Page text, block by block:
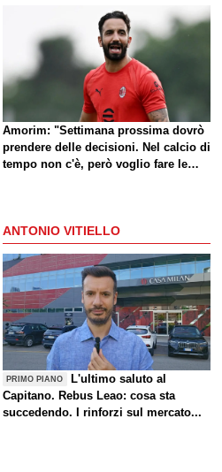
Amorim: "Settimana prossima dovrò
prendere delle decisioni. Nel calcio di
tempo non c'è, però voglio fare le
ANTONIO VITIELLO
PRIMO PIANO
L'ultimo saluto al
Capitano. Rebus Leao: cosa sta
succedendo. I rinforzi sul mercato...